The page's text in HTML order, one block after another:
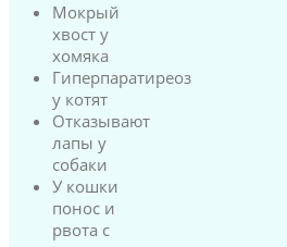
Мокрый
хвост у
хомяка
Гиперпаратиреоз
у котят
Отказывают
лапы у
собаки
У кошки
понос и
рвота с